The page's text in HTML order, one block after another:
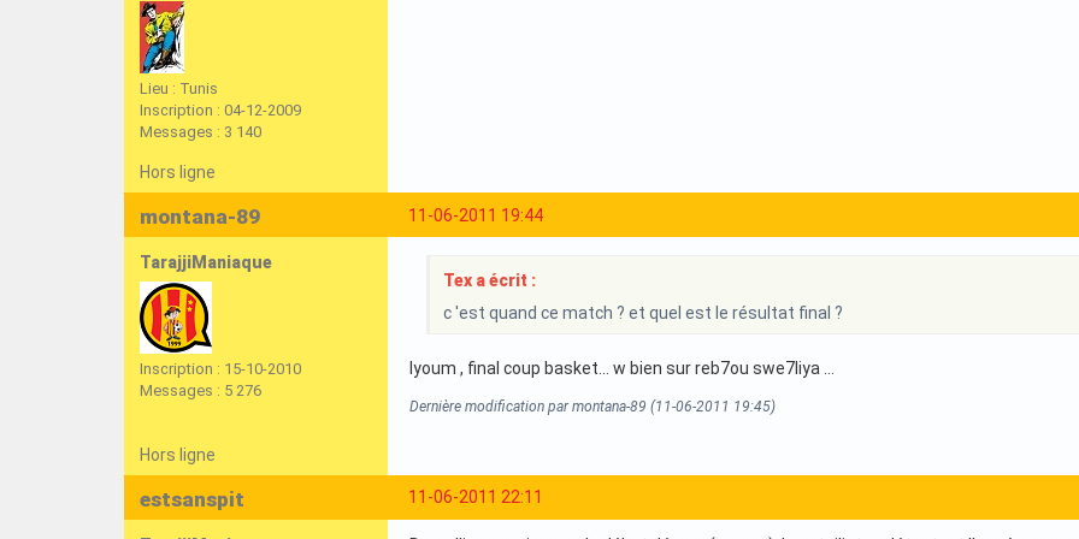
Lieu : Tunis
Inscription : 04-12-2009
Messages : 3 140
Hors ligne
11-06-2011 19:44
montana-89
TarajjiManiaque
Inscription : 15-10-2010
Messages : 5 276
Tex a écrit :
c 'est quand ce match ? et quel est le résultat final ?
lyoum , final coup basket... w bien sur reb7ou swe7liya ...
Dernière modification par montana-89 (11-06-2011 19:45)
Hors ligne
11-06-2011 22:11
estsanspit